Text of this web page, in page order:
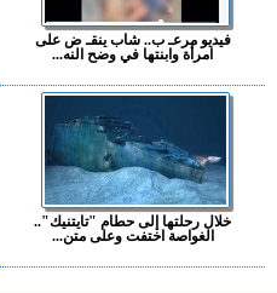
فيديو مرعـ ب.. شاب ينقـ ض على
امرأة وابنتها في وضح النه...
خلال رحلتها إلى حطام "تايتنيك"..
الغواصة اختفت وعلى متن...